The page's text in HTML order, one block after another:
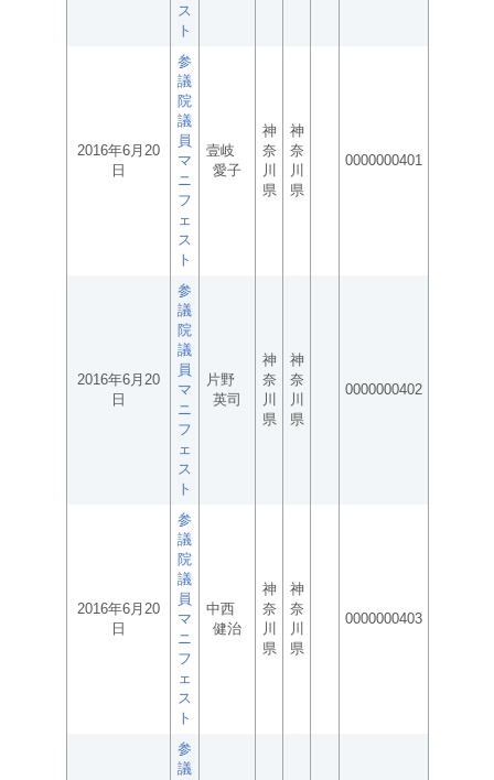
ス
ト
2016年6月20
日
参
議
院
議
員
マ
ニ
フ
ェ
ス
ト
壹岐
愛子
神
奈
川
県
神
奈
川
県
0000000401
2016年6月20
日
参
議
院
議
員
マ
ニ
フ
ェ
ス
ト
片野
英司
神
奈
川
県
神
奈
川
県
0000000402
2016年6月20
日
参
議
院
議
員
マ
ニ
フ
ェ
ス
ト
中西
健治
神
奈
川
県
神
奈
川
県
0000000403
参
議